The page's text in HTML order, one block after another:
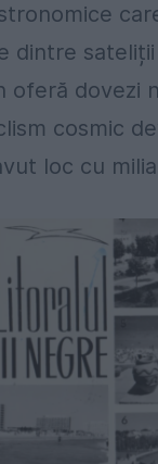
dintre
oferă dovezi
cosmic
loc cu